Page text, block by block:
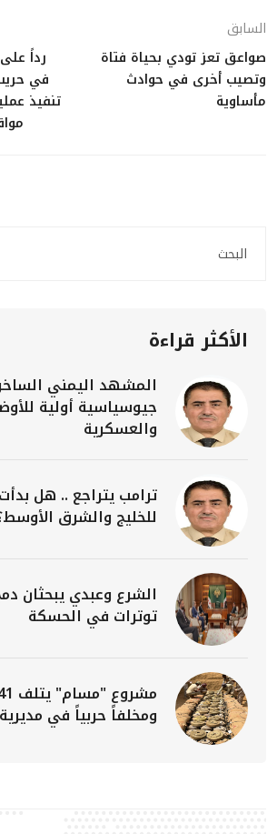
السابق
صواعق تعز تودي بحياة فتاة
وتصيب أخرى في حوادث
مأساوية
رداً
في
تنفيذ
الأكثر قراءة
المشهد اليمني
جيوسياسية أولية
والعسكرية
ترامب يتراجع .. هل
للخليج والشرق
الشرع وعبدي
توترات في الحسكة
ومخلفاً حربياً في